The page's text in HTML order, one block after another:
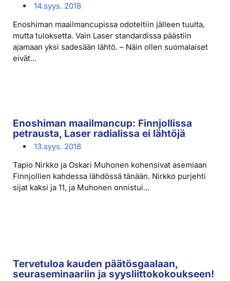
14.syys. 2018
Enoshiman maailmancupissa odoteltiin jälleen tuulta,
mutta tuloksetta. Vain Laser standardissa päästiin
ajamaan yksi sadesään lähtö. – Näin ollen suomalaiset
eivät...
Enoshiman maailmancup: Finnjollissa
petrausta, Laser radialissa ei lähtöjä
13.syys. 2018
Tapio Nirkko ja Oskari Muhonen kohensivat asemiaan
Finnjollien kahdessa lähdössä tänään. Nirkko purjehti
sijat kaksi ja 11, ja Muhonen onnistui...
Tervetuloa kauden päätösgaalaan,
seuraseminaariin ja syysliittokokoukseen!